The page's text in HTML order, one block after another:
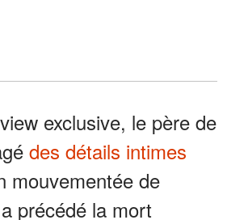
exclusive, le père de
des détails intimes
mouvementée de
précédé la mort